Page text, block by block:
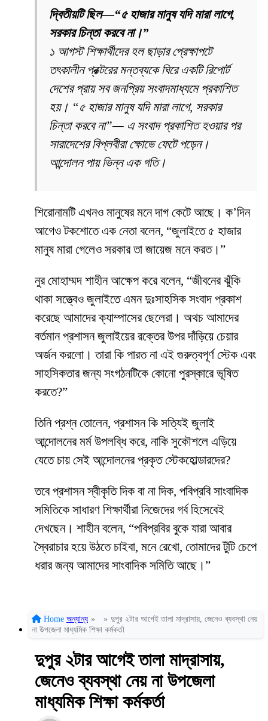
দ্বিতীয়টি ছিল—“৫ হাজার মানুষ যদি মারা লাগে,
সরকার চিন্তা করবে না।”
১ আগস্ট শিক্ষার্থীদের হল ছাড়ার প্রেক্ষাপটে
তৎকালীন প্রক্টরের মন্তব্যকে ঘিরে একটি রিপোর্ট
দেশের প্রায় সব জনপ্রিয় সংবাদমাধ্যমে প্রকাশিত
হয়। “৫ হাজার মানুষ যদি মারা লাগে, সরকার
চিন্তা করবে না”— এ সংবাদ প্রকাশিত হওয়ার পর
সারাদেশের বিপ্লবীরা ক্ষোভে ফেটে পড়েন।
আন্দোলন পায় ভিন্ন এক গতি।
শিরোনামটি এখনও মানুষের মনে দাগ কেটে আছে। ক’দিন
আগেও টকশোতে এক নেতা বলেন, “জুলাইতে ৫ হাজার
মানুষ মারা গেলেও সরকার তা জায়েজ মনে করত।”
নুর মোহাম্মদ শাহীন আক্ষেপ করে বলেন, “জীবনের ঝুঁকি
থাকা সত্ত্বেও জুলাইতে এমন দুঃসাহসিক সংবাদ প্রকাশ
করেছে আমাদের ক্যাম্পাসের ছেলেরা। অথচ আমাদের
বর্তমান প্রশাসন জুলাইয়ের রক্তের উপর দাঁড়িয়ে চেয়ার
অর্জন করলো। তারা কি পারত না এই গুরুত্বপূর্ণ স্টেক এবং
সাহসিকতার জন্য সংগঠনটিকে কোনো পুরস্কারে ভূষিত
করতে?”
তিনি প্রশ্ন তোলেন, প্রশাসন কি সত্যিই জুলাই
আন্দোলনের মর্ম উপলব্ধি করে, নাকি সুকৌশলে এড়িয়ে
যেতে চায় সেই আন্দোলনের প্রকৃত স্টেকহোল্ডারদের?
তবে প্রশাসন স্বীকৃতি দিক বা না দিক, পবিপ্রবি সাংবাদিক
সমিতিকে সাধারণ শিক্ষার্থীরা নিজেদের গর্ব হিসেবেই
দেখছেন। শাহীন বলেন, “পবিপ্রবির বুকে যারা আবার
স্বৈরাচার হয়ে উঠতে চাইবা, মনে রেখো, তোমাদের টুঁটি চেপে
ধরার জন্য আমাদের সাংবাদিক সমিতি আছে।”
Home অন্যান্য » » দুপুর ২টার আগেই তালা মাদ্রাসায়, জেনেও ব্যবস্থা নেয়
না উপজেলা মাধ্যমিক শিক্ষা কর্মকর্তা
দুপুর ২টার আগেই তালা মাদ্রাসায়,
জেনেও ব্যবস্থা নেয় না উপজেলা
মাধ্যমিক শিক্ষা কর্মকর্তা